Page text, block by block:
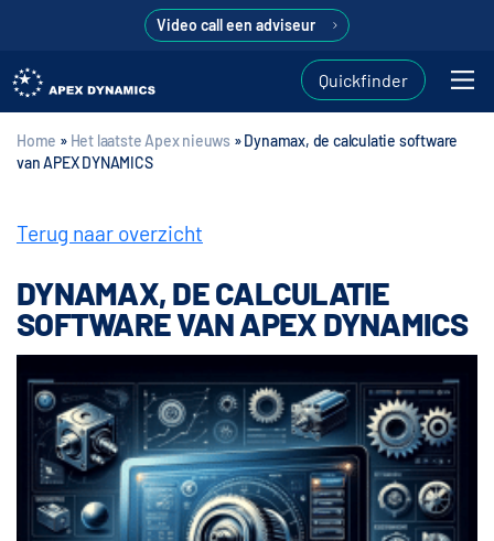
Video call een adviseur
Quickfinder
Home » Het laatste Apex nieuws »Dynamax, de calculatie software
van APEX DYNAMICS
Terug naar overzicht
DYNAMAX, DE CALCULATIE
SOFTWARE VAN APEX DYNAMICS